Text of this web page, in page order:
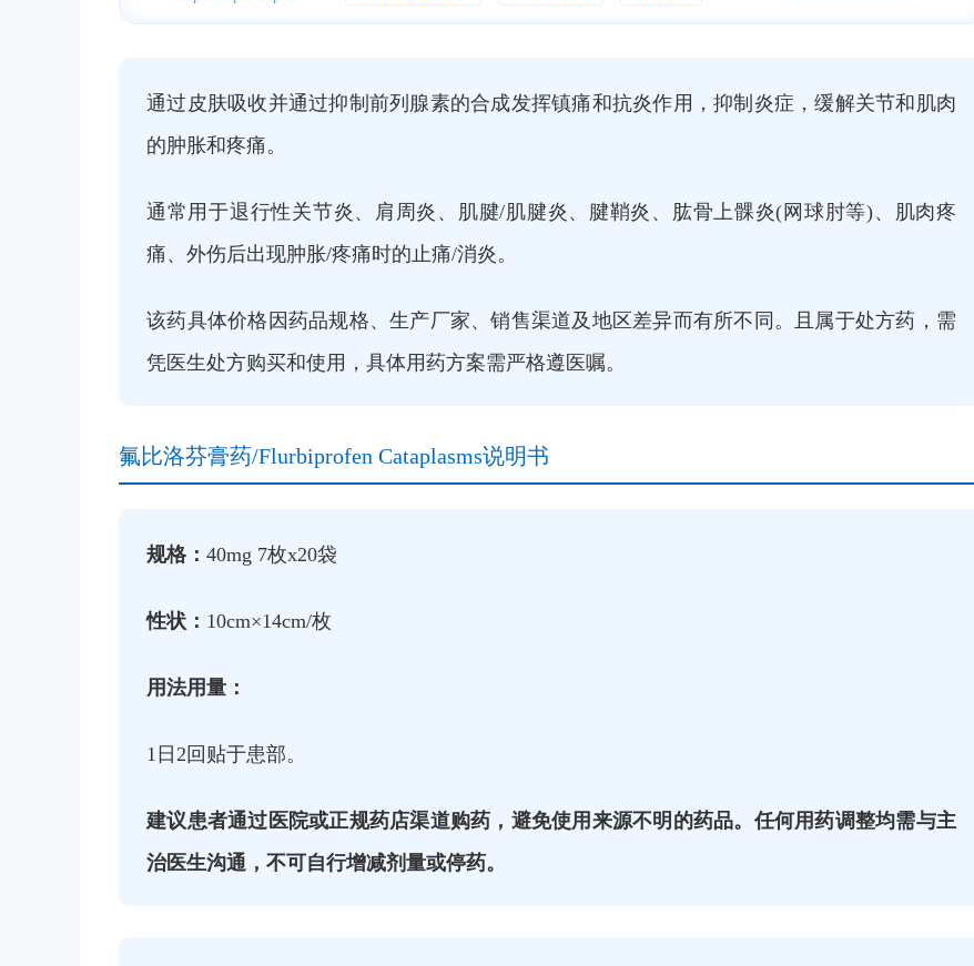
通过皮肤吸收并通过抑制前列腺素的合成发挥镇痛和抗炎作用，抑制炎症，缓解关节和肌肉
的肿胀和疼痛。
通常用于退行性关节炎、肩周炎、肌腱/肌腱炎、腱鞘炎、肱骨上髁炎(网球肘等)、肌肉疼
痛、外伤后出现肿胀/疼痛时的止痛/消炎。
该药具体价格因药品规格、生产厂家、销售渠道及地区差异而有所不同。且属于处方药，需
凭医生处方购买和使用，具体用药方案需严格遵医嘱。‌
氟比洛芬膏药/Flurbiprofen Cataplasms说明书
规格： 40mg 7枚x20袋
性状： 10cm×14cm/枚
用法用量：
1日2回贴于患部。
建议患者通过医院或正规药店渠道购药，避免使用来源不明的药品。任何用药调整均需与主
治医生沟通，不可自行增减剂量或停药。